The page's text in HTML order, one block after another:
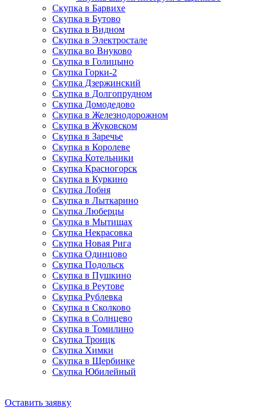
Скупка в Барвихе
Скупка в Бутово
Скупка в Видном
Скупка в Электростале
Скупка во Внуково
Скупка в Голицыно
Скупка Горки-2
Скупка Дзержинский
Скупка в Долгопрудном
Скупка Домодедово
Скупка в Железнодорожном
Скупка в Жуковском
Скупка в Заречье
Скупка в Королеве
Скупка Котельники
Скупка Красногорск
Скупка в Куркино
Скупка Лобня
Скупка в Лыткарино
Скупка Люберцы
Скупка в Мытищах
Скупка Некрасовка
Скупка Новая Рига
Скупка Одинцово
Скупка Подольск
Скупка в Пушкино
Скупка в Реутове
Скупка Рублевка
Скупка в Сколково
Скупка в Солнцево
Скупка в Томилино
Скупка Троицк
Скупка Химки
Скупка в Щербинке
Скупка Юбилейный
Оставить заявку